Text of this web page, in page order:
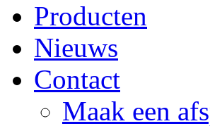
Producten
Nieuws
Contact
Maak een